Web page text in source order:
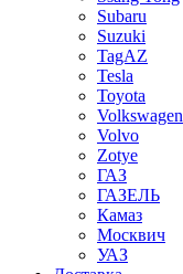
Subaru
Suzuki
TagAZ
Tesla
Toyota
Volkswagen
Volvo
Zotye
ГАЗ
ГАЗЕЛЬ
Камаз
Москвич
УАЗ